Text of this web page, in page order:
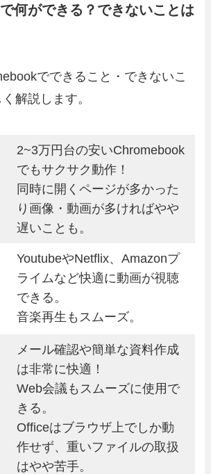
何ができる？できないことは
でできること・できないこ
解説します。
2~3万円台の安いChromebook
でもサクサク動作！
同時に開くページが多かった
り画像・動画が多ければやや
遅いことも。
YoutubeやNetflix、Amazonプ
ライムなど快適に動画が視聴
できる。
音楽再生もスムーズ。
メール確認や簡単な資料作成
は非常に快適！
Web会議もスムーズに使用で
きる。
Officeはブラウザ上でしか動
作せず、重いファイルの取扱
はやや苦手。